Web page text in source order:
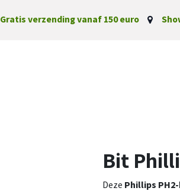
Gratis verzending vanaf 150 euro
Bit
Deze Phillips